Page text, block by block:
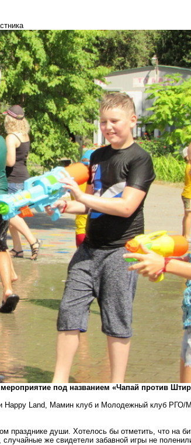
под названием «Чапай против
Happy Land, Мамин клуб и Молодежный клуб
празднике души. Хотелось бы отметить, что на
же свидетели забавной игры не